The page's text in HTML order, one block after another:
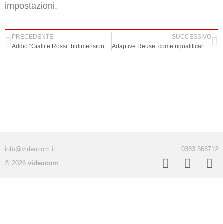
impostazioni.
PRECEDENTE
Addio “Gialli e Rossi” bidimensionali grazie alla gestione nativa delle Fasi in Vectorworks
SUCCESSIVO
Adaptive Reuse: come riqualificare il patrimonio esistente con un workflow progettuale integrato
info@videocom.it
0383.366712
© 2026 videocom